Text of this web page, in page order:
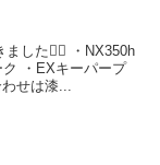
した🙇‍♂️ ・NX350h
・EXキーパープ
せは漆...